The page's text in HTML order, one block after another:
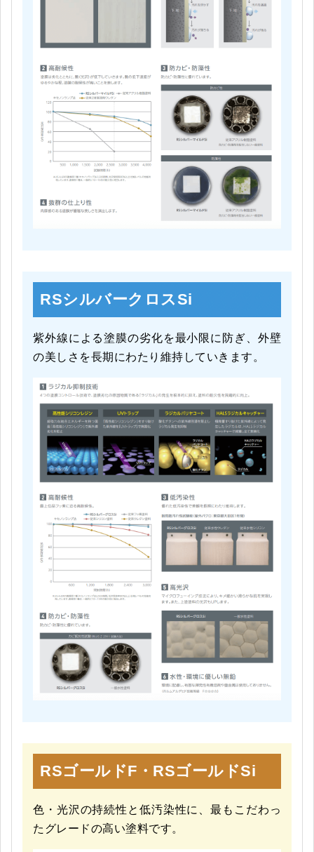
RSシルバークロスSi
紫外線による塗膜の劣化を最小限に防ぎ、外壁
の美しさを長期にわたり維持していきます。
RSゴールドF・RSゴールドSi
色・光沢の持続性と低汚染性に、最もこだわっ
たグレードの高い塗料です。